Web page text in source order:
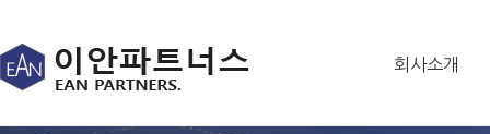
회사소개